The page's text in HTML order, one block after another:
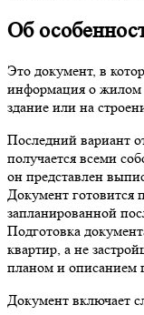
Об
Это документ, в
информация о жилом
здание или на
Последний вариант
получается всеми
он представлен
Документ готовится
запланированной
Подготовка
квартир, а не
планом и описанием
Документ включает